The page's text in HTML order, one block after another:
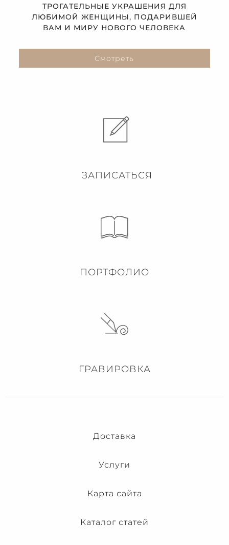
ТРОГАТЕЛЬНЫЕ УКРАШЕНИЯ ДЛЯ
ЛЮБИМОЙ ЖЕНЩИНЫ, ПОДАРИВШЕЙ
ВАМ И МИРУ НОВОГО ЧЕЛОВЕКА
Смотреть
ЗАПИСАТЬСЯ
ПОРТФОЛИО
ГРАВИРОВКА
Доставка
Услуги
Карта сайта
Каталог статей